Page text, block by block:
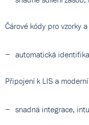
Čárové kódy pro vzorky
automatická
Připojení k LIS a
snadná integrace,